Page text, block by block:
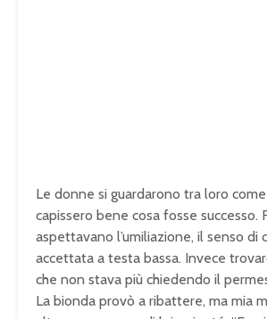
Le donne si guardarono tra loro
capissero bene cosa fosse successo.
aspettavano l’umiliazione, il senso di
accettata a testa bassa. Invece
che non stava più chiedendo il
La bionda provò a ribattere, ma mia